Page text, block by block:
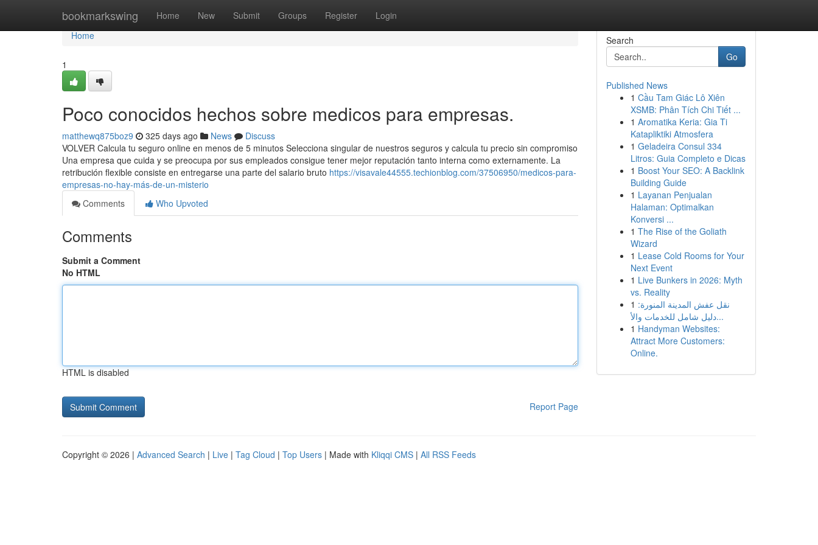
bookmarkswing Home New Submit Groups Register Login
Home
Home
1
Poco conocidos hechos sobre medicos para empresas.
matthewq875boz9 325 days ago News
Discuss
VOLVER Calcula tu seguro online en menos de 5 minutos Selecciona singular de nuestros seguros y calcula tu precio sin compromiso
Una empresa que cuida y se preocupa por sus empleados consigue tener mejor reputación tanto interna como externamente. La
retribución flexible consiste en entregarse una parte del salario bruto https://visavale44555.techionblog.com/37506950/medicos-para-
empresas-no-hay-más-de-un-misterio
Comments
Who Upvoted
Comments
Submit a Comment
No HTML
HTML is disabled
Report Page
Search
Go
Published News
1 Cầu Tam Giác Lô Xiên
XSMB: Phân Tích Chi Tiết ...
1 Aromatika Keria: Gia Ti
Katapliktiki Atmosfera
1 Geladeira Consul 334
Litros: Guia Completo e Dicas
1 Boost Your SEO: A Backlink
Building Guide
1 Layanan Penjualan
Halaman: Optimalkan
Konversi ...
1 The Rise of the Goliath
Wizard
1 Lease Cold Rooms for Your
Next Event
1 Live Bunkers in 2026: Myth
vs. Reality
1 نقل عفش المدينة المنورة:
دليل شامل للخدمات والأ...
1 Handyman Websites:
Attract More Customers:
Online.
Copyright © 2026 | Advanced Search | Live | Tag Cloud | Top Users | Made with Kliqqi CMS | All RSS Feeds